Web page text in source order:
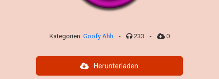
Kategorien: Goofy Ahh - 233 - 0
Herunterladen